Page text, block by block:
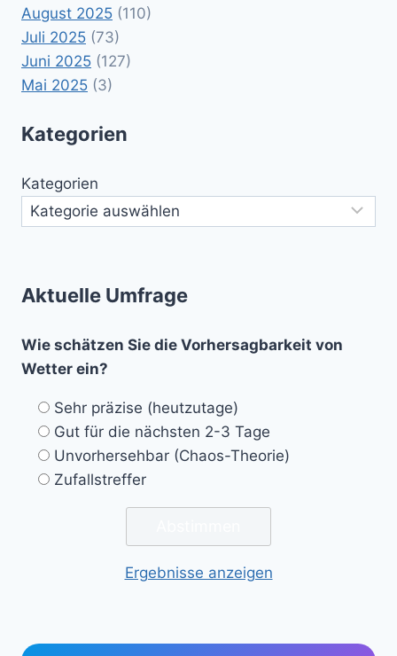
August 2025 (110)
Juli 2025 (73)
Juni 2025 (127)
Mai 2025 (3)
Kategorien
Kategorien
Aktuelle Umfrage
Wie schätzen Sie die Vorhersagbarkeit von
Wetter ein?
Sehr präzise (heutzutage)
Gut für die nächsten 2-3 Tage
Unvorhersehbar (Chaos-Theorie)
Zufallstreffer
Ergebnisse anzeigen